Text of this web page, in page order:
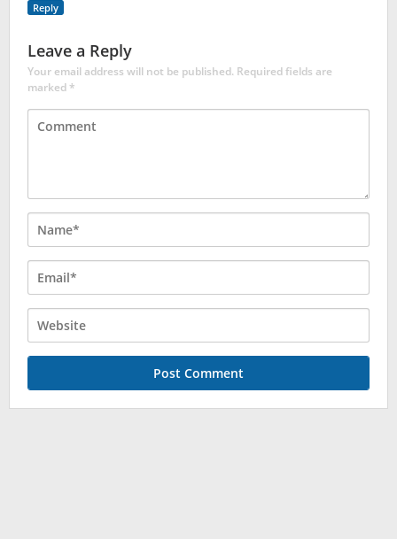
Reply
Leave a Reply
Your email address will not be published. Required fields are
marked*